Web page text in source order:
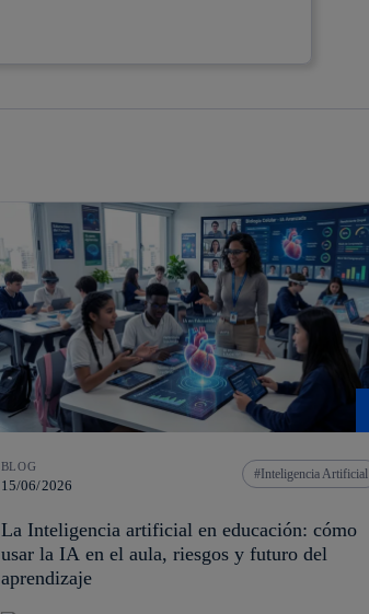
BLOG
15/06/2026
Inteligencia Artificial
La Inteligencia artificial en educación: cómo
usar la IA en el aula, riesgos y futuro del
aprendizaje